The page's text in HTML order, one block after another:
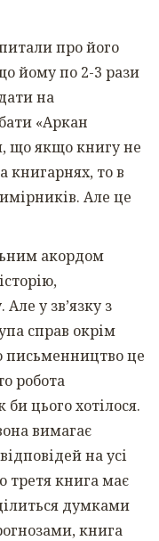
про його
йому по 2-3 рази
на
«Аркан
що якщо книгу не
книгарнях, то в
Але це
акордом
у зв’язку з
справ окрім
це
робота
цього хотілося.
вимагає
на усі
третя книга має
думками
книга